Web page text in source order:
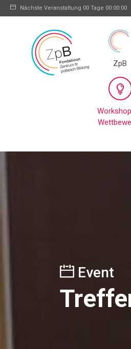
Nächste Veranstaltung 00 Tage 00:00:00
ZpB
Event